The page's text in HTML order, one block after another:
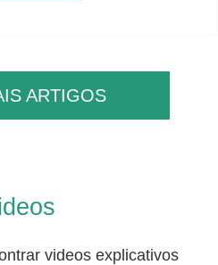
ARTIGOS
videos explicativos